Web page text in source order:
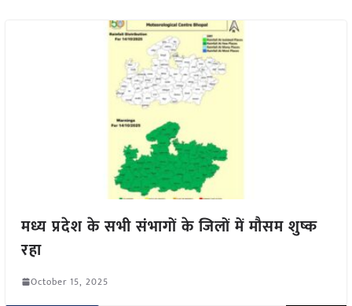
मध्य प्रदेश के सभी संभागों के जिलों में मौसम शुष्क
रहा
October 15, 2025